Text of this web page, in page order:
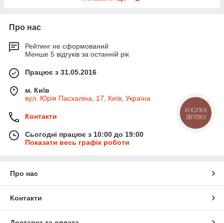
Про нас
Рейтинг не сформований
Менше 5 відгуків за останній рік
Працює з 31.05.2016
м. Київ
вул. Юрія Пасхаліна, 17, Київ, Україна
Контакти
Сьогодні працює з 10:00 до 19:00
Показати весь графік роботи
Про нас
Контакти
КНОПКА
ЗВ'ЯЗКУ